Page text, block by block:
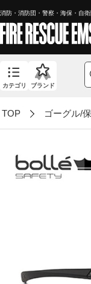
消防・消防団・警察・海保・自
カテゴリ ブランド
TOP ゴーグル/